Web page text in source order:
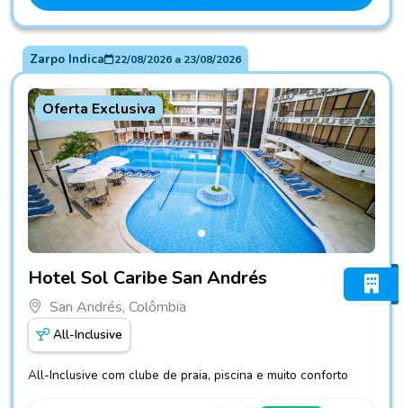
Zarpo Indica 22/08/2026a 23/08/2026
Oferta Exclusiva
Hotel Sol Caribe San Andrés
San Andrés, Colômbia
All-Inclusive
All-Inclusive com clube de praia, piscina e muito conforto